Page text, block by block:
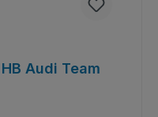
Audi Team